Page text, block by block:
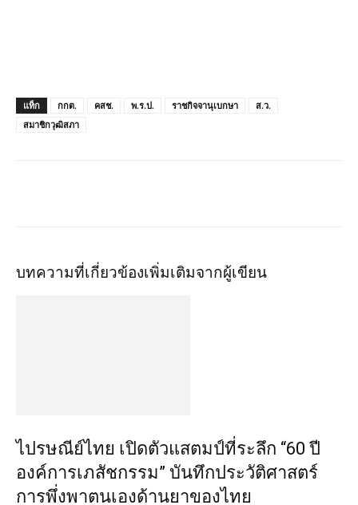
แท็ก กกต. คสช. พ.ร.ป. ราชกิจจานุเบกษา
ส.ว.
สมาชิกวุฒิสภา
บทความที่เกี่ยวข้องเพิ่มเติมจากผู้เขียน
ไปรษณีย์ไทย เปิดตัวแสตมป์ที่ระลึก “60 ปี
องค์การเภสัชกรรม” บันทึกประวัติศาสตร์
การพึ่งพาตนเองด้านยาของไทย